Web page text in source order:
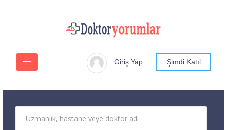
Giriş Yap Şimdi Katıl